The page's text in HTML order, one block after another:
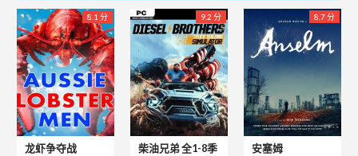
8.1 分
龙虾争夺战
9.2 分
柴油兄弟 全1-8季
8.7 分
安塞姆